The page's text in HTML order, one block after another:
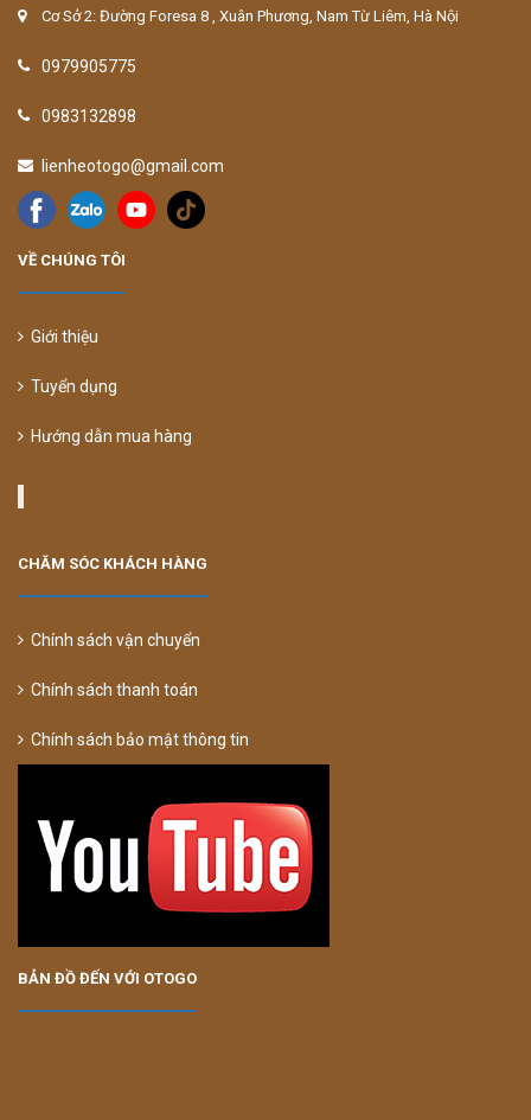
Cơ Sở 2: Đường Foresa 8 , Xuân Phương, Nam Từ Liêm, Hà Nội
0979905775
0983132898
lienheotogo@gmail.com
VỀ CHÚNG TÔI
Giới thiệu
Tuyển dụng
Hướng dẫn mua hàng
CHĂM SÓC KHÁCH HÀNG
Chính sách vận chuyển
Chính sách thanh toán
Chính sách bảo mật thông tin
BẢN ĐỒ ĐẾN VỚI OTOGO